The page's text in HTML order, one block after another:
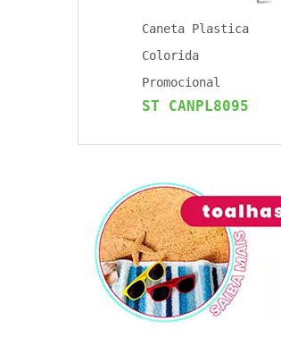
Caneta Plastica
Colorida
Promocional
ST CANPL8095